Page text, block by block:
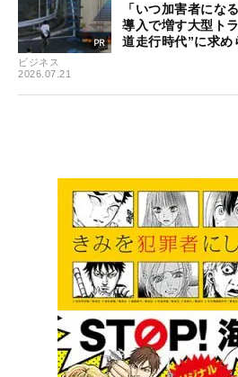
ビジネス
2026.07.21
「いつ加害者にな
導入で増す大型ト
道走行時代”に求め